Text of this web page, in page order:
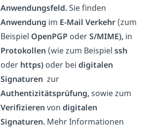
Anwendungsfeld.Sie finden
Anwendung im E-Mail Verkehr (zum
Beispiel OpenPGP oderS/MIME), in
Protokollen (wie zum Beispielssh
oder https) oder beidigitalen
Signaturen zur
Authentizitätsprüfung,sowie zum
Verifizierenvondigitalen
Signaturen. Mehr Informationen